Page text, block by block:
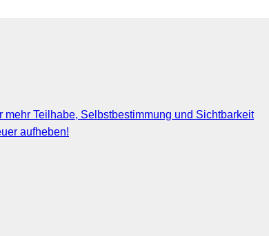
Teilhabe, Selbstbestimmung und Sichtbarkeit
aufheben!